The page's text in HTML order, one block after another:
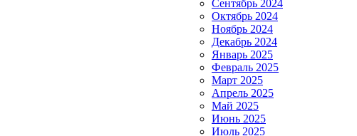
Сентябрь 2024
Октябрь 2024
Ноябрь 2024
Декабрь 2024
Январь 2025
Февраль 2025
Март 2025
Апрель 2025
Май 2025
Июнь 2025
Июль 2025